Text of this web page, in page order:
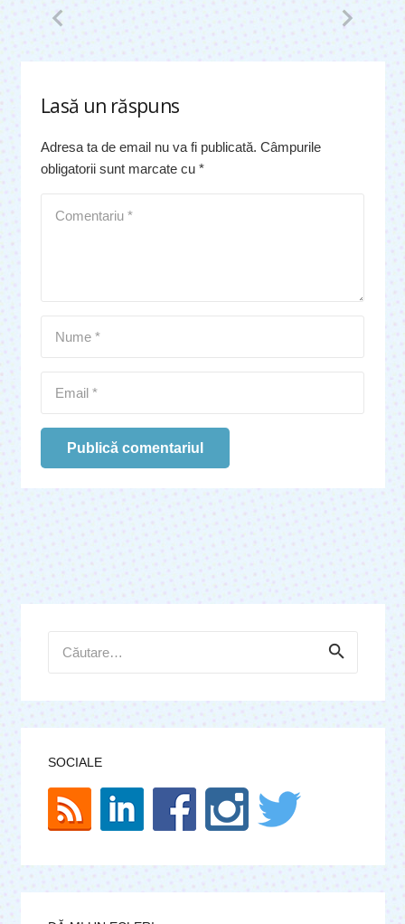
Lasă un răspuns
Adresa ta de email nu va fi publicată. Câmpurile
obligatorii sunt marcate cu *
Publică comentariul
după:
SOCIALE